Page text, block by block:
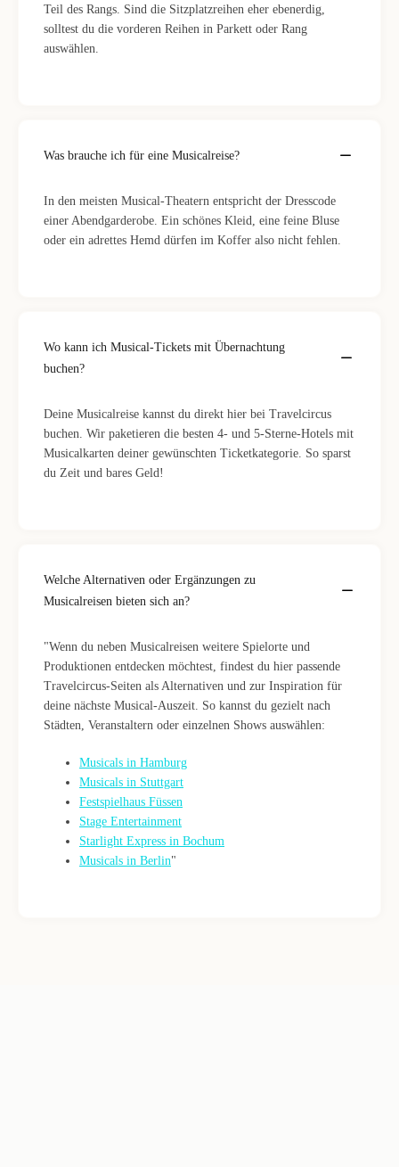
Teil des Rangs. Sind die Sitzplatzreihen eher ebenerdig,
solltest du die vorderen Reihen in Parkett oder Rang
auswählen.
Was brauche ich für eine Musicalreise?
In den meisten Musical-Theatern entspricht der Dresscode
einer Abendgarderobe. Ein schönes Kleid, eine feine Bluse
oder ein adrettes Hemd dürfen im Koffer also nicht fehlen.
Wo kann ich Musical-Tickets mit Übernachtung
buchen?
Deine Musicalreise kannst du direkt hier bei Travelcircus
buchen. Wir paketieren die besten 4- und 5-Sterne-Hotels mit
Musicalkarten deiner gewünschten Ticketkategorie. So sparst
du Zeit und bares Geld!
Welche Alternativen oder Ergänzungen zu
Musicalreisen bieten sich an?
"Wenn du neben Musicalreisen weitere Spielorte und
Produktionen entdecken möchtest, findest du hier passende
Travelcircus-Seiten als Alternativen und zur Inspiration für
deine nächste Musical-Auszeit. So kannst du gezielt nach
Städten, Veranstaltern oder einzelnen Shows auswählen:
Musicals in Hamburg
Musicals in Stuttgart
Festspielhaus Füssen
Stage Entertainment
Starlight Express in Bochum
Musicals in Berlin"